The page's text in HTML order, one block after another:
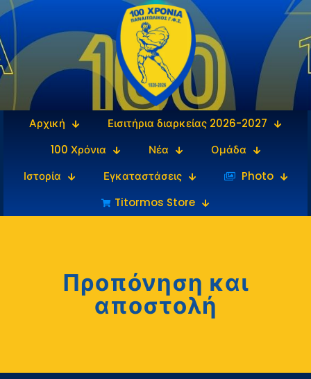
Αρχική
Εισιτήρια διαρκείας 2026-2027
100 Χρόνια
Νέα
Ομάδα
Ιστορία
Εγκαταστάσεις
‎‏‏‎ ‎Photo
Titormos Store
Προπόνηση και
αποστολή